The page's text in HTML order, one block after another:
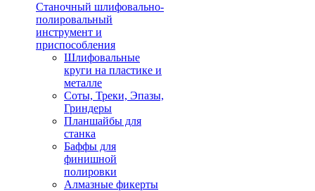
Станочный шлифовально-
полировальный
инструмент и
приспособления
Шлифовальные
круги на пластике и
металле
Соты, Треки, Эпазы,
Гриндеры
Планшайбы для
станка
Баффы для
финишной
полировки
Алмазные фикерты